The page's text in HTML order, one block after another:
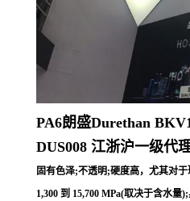
PA6朗盛Durethan
DUS008 江浙沪一级代
固有色泽;不透明;硬度高，尤其对于
1,300 到 15,700 MPa(取决于含水